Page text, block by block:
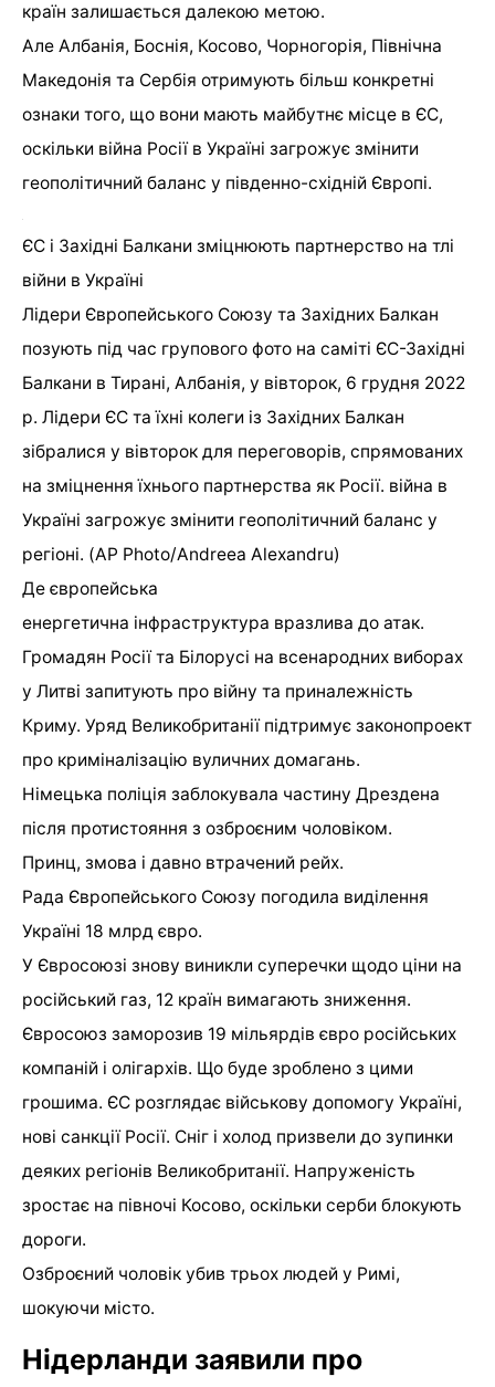
країн залишається далекою метою.
Але Албанія, Боснія, Косово, Чорногорія, Північна
Македонія та Сербія отримують більш конкретні
ознаки того, що вони мають майбутнє місце в ЄС,
оскільки війна Росії в Україні загрожує змінити
геополітичний баланс у південно-східній Європі.
ЄС і Західні Балкани зміцнюють партнерство на тлі
війни в Україні
Лідери Європейського Союзу та Західних Балкан
позують під час групового фото на саміті ЄС-Західні
Балкани в Тирані, Албанія, у вівторок, 6 грудня 2022
р. Лідери ЄС та їхні колеги із Західних Балкан
зібралися у вівторок для переговорів, спрямованих
на зміцнення їхнього партнерства як Росії. війна в
Україні загрожує змінити геополітичний баланс у
регіоні. (AP Photo/Andreea Alexandru)
Де європейська
енергетична інфраструктура вразлива до атак.
Громадян Росії та Білорусі на всенародних виборах
у Литві запитують про війну та приналежність
Криму. Уряд Великобританії підтримує законопроект
про криміналізацію вуличних домагань.
Німецька поліція заблокувала частину Дрездена
після протистояння з озброєним чоловіком.
Принц, змова і давно втрачений рейх.
Рада Європейського Союзу погодила виділення
Україні 18 млрд євро.
У Євросоюзі знову виникли суперечки щодо ціни на
російський газ, 12 країн вимагають зниження.
Євросоюз заморозив 19 мільярдів євро російських
компаній і олігархів. Що буде зроблено з цими
грошима. ЄС розглядає військову допомогу Україні,
нові санкції Росії. Сніг і холод призвели до зупинки
деяких регіонів Великобританії. Напруженість
зростає на півночі Косово, оскільки серби блокують
дороги.
Озброєний чоловік убив трьох людей у ​​Римі,
шокуючи місто.
Нідерланди заявили про